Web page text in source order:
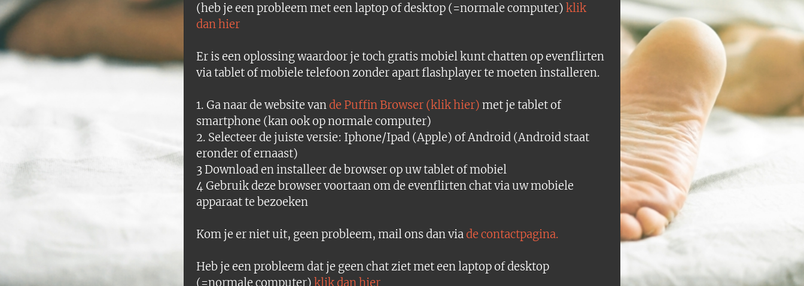
(heb je een probleem met een laptop of desktop (=normale computer) klik
dan hier
Er is een oplossing waardoor je toch gratis mobiel kunt chatten op evenflirten
via tablet of mobiele telefoon zonder apart flashplayer te moeten installeren.
1. Ga naar de website van de Puffin Browser (klik hier) met je tablet of
smartphone (kan ook op normale computer)
2. Selecteer de juiste versie: Iphone/Ipad (Apple) of Android (Android staat
eronder of ernaast)
3 Download en installeer de browser op uw tablet of mobiel
4 Gebruik deze browser voortaan om de evenflirten chat via uw mobiele
apparaat te bezoeken
Kom je er niet uit, geen probleem, mail ons dan via de contactpagina.
Heb je een probleem dat je geen chat ziet met een laptop of desktop
(=normale computer) klik dan hier